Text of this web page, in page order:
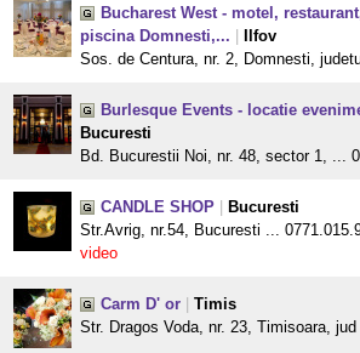
Bucharest West - motel,
piscina Domnesti,...
Ilfov
Sos. de Centura, nr. 2, Domnesti,
Burlesque Events - locatie
Bucuresti
Bd. Bucurestii Noi, nr. 48, sector 1, ...
CANDLE SHOP
Bucuresti
Str.Avrig, nr.54, Bucuresti ...
video
Carm D' or
Timis
Str. Dragos Voda, nr. 23, Timisoara,